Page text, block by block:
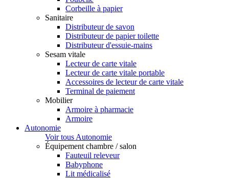
Corbeille à papier
Sanitaire
Distributeur de savon
Distributeur de papier toilette
Distributeur d'essuie-mains
Sesam vitale
Lecteur de carte vitale
Lecteur de carte vitale portable
Accessoires de lecteur de carte vitale
Terminal de paiement
Mobilier
Armoire à pharmacie
Armoire
Autonomie
Voir tous Autonomie
Équipement chambre / salon
Fauteuil releveur
Babyphone
Lit médicalisé